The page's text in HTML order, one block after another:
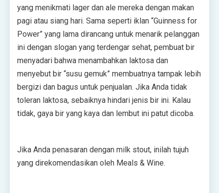
yang menikmati lager dan ale mereka dengan makan
pagi atau siang hari. Sama seperti iklan “Guinness for
Power” yang lama dirancang untuk menarik pelanggan
ini dengan slogan yang terdengar sehat, pembuat bir
menyadari bahwa menambahkan laktosa dan
menyebut bir “susu gemuk” membuatnya tampak lebih
bergizi dan bagus untuk penjualan. Jika Anda tidak
toleran laktosa, sebaiknya hindari jenis bir ini. Kalau
tidak, gaya bir yang kaya dan lembut ini patut dicoba.
Jika Anda penasaran dengan milk stout, inilah tujuh
yang direkomendasikan oleh Meals & Wine.